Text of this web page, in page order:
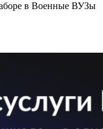
в Военные ВУЗы